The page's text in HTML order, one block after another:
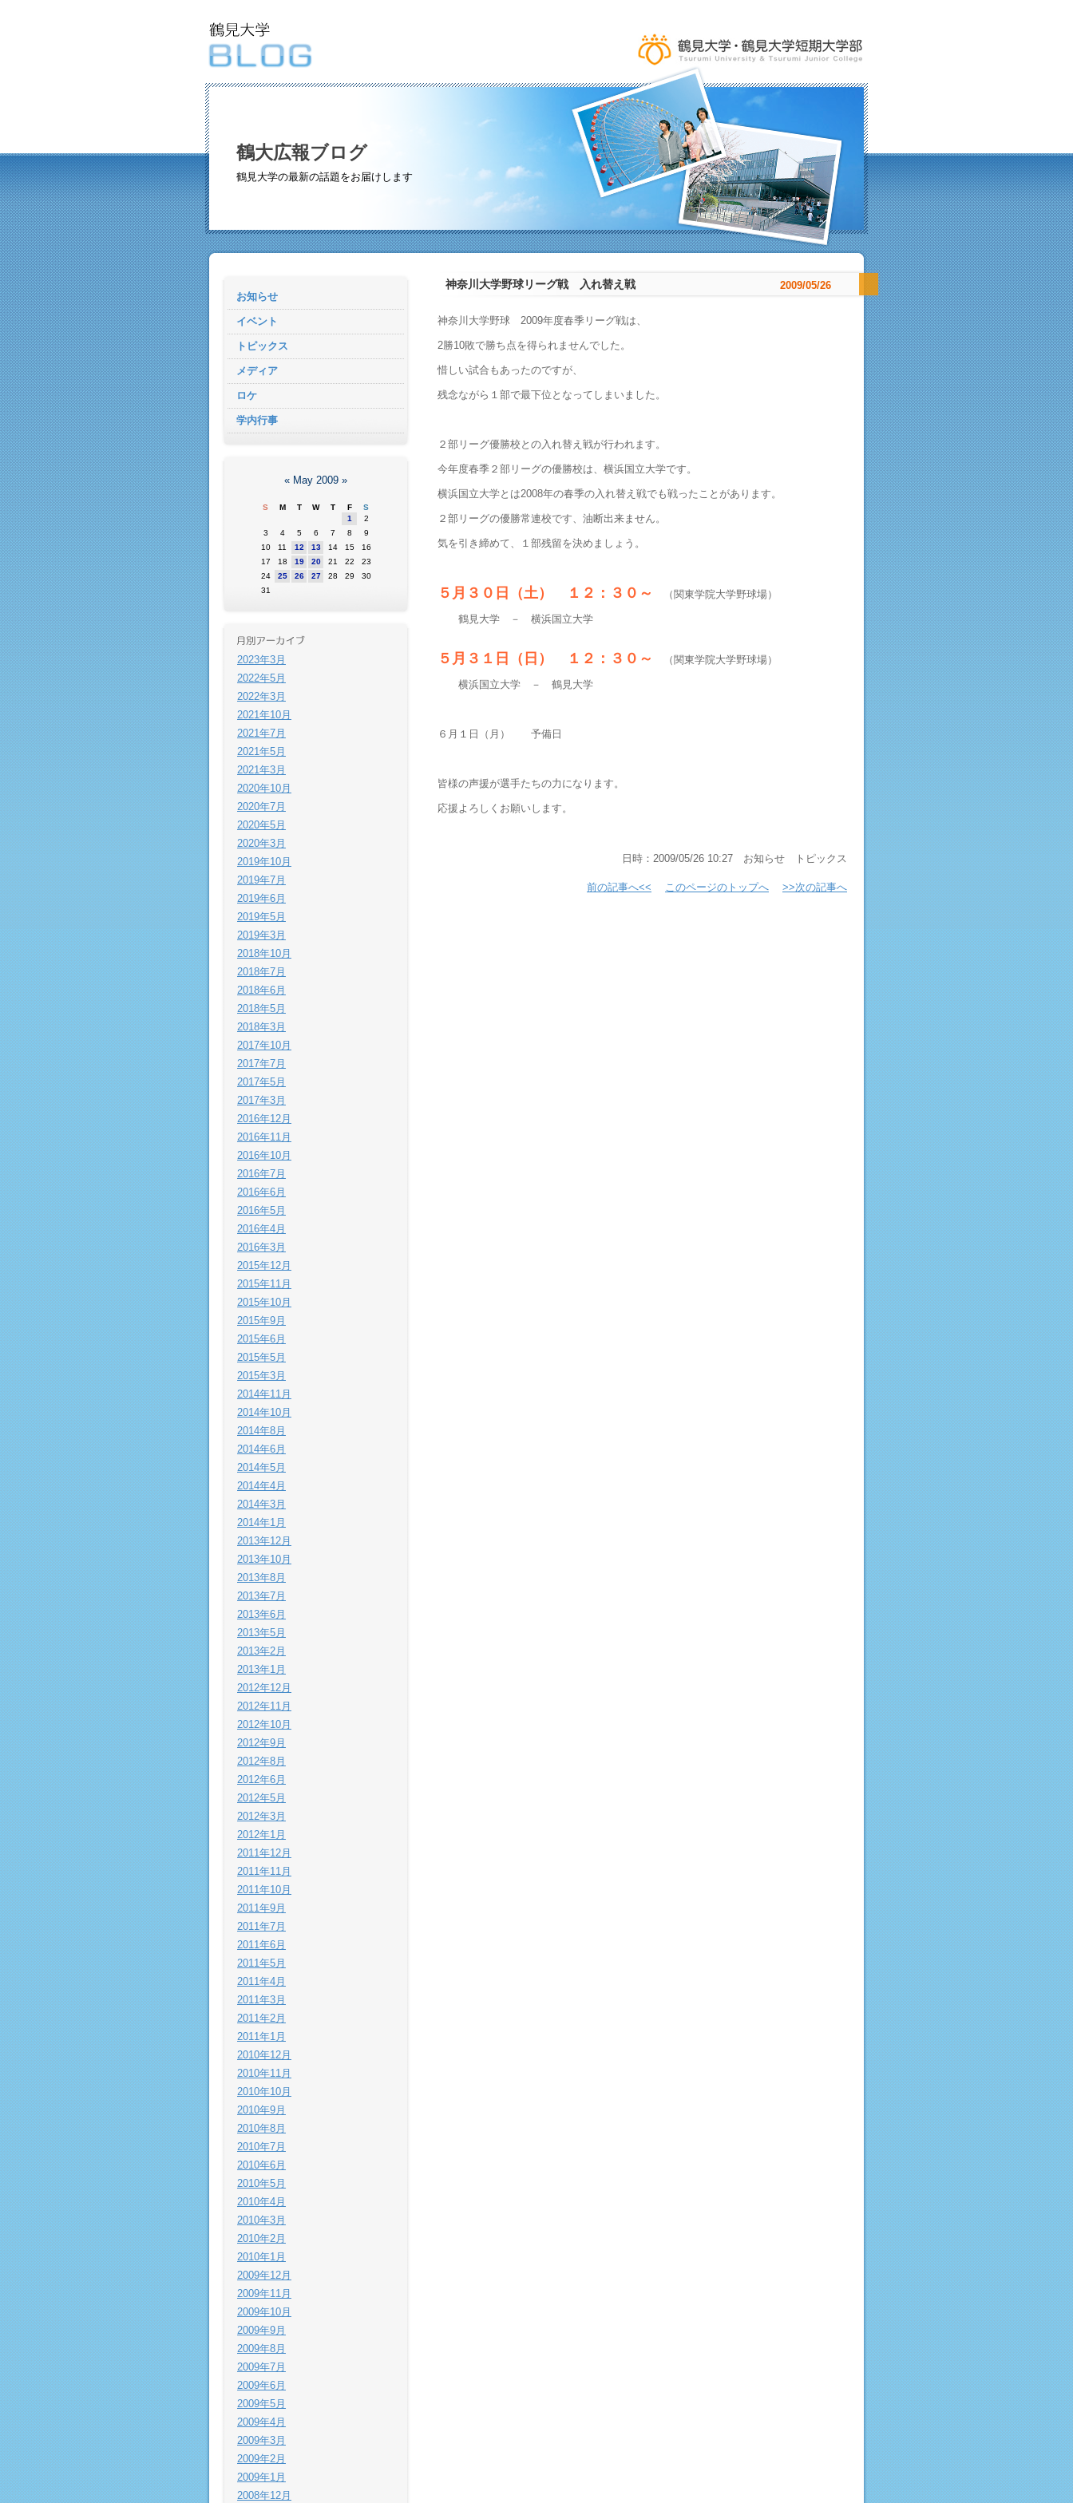
鶴大広報ブログ
鶴見大学の最新の話題をお届けします
神奈川大学野球リーグ戦 入れ替え戦 2009/05/26
神奈川大学野球 2009年度春季リーグ戦は、
2勝10敗で勝ち点を得られませんでした。
惜しい試合もあったのですが、
残念ながら１部で最下位となってしまいました。
２部リーグ優勝校との入れ替え戦が行われます。
今年度春季２部リーグの優勝校は、横浜国立大学です。
横浜国立大学とは2008年の春季の入れ替え戦でも戦ったことがあります。
２部リーグの優勝常連校です、油断出来ません。
気を引き締めて、１部残留を決めましょう。
５月３０日（土） １２：３０～ （関東学院大学野球場）
鶴見大学 － 横浜国立大学
５月３１日（日） １２：３０～ （関東学院大学野球場）
横浜国立大学 － 鶴見大学
６月１日（月） 予備日
皆様の声援が選手たちの力になります。
応援よろしくお願いします。
日時：2009/05/26 10:27 お知らせ トピックス
前の記事へ<< このページのトップへ >>次の記事へ
お知らせ
イベント
トピックス
メディア
ロケ
学内行事
« May 2009 »
S M T W T F
S
1
2
3
4 5 6 7 8
9
10
11 12 13 14 15
16
17
18 19 20 21 22
23
24
25 26 27 28 29
30
31
2023年3月
2022年5月
2022年3月
2021年10月
2021年7月
2021年5月
2021年3月
2020年10月
2020年7月
2020年5月
2020年3月
2019年10月
2019年7月
2019年6月
2019年5月
2019年3月
2018年10月
2018年7月
2018年6月
2018年5月
2018年3月
2017年10月
2017年7月
2017年5月
2017年3月
2016年12月
2016年11月
2016年10月
2016年7月
2016年6月
2016年5月
2016年4月
2016年3月
2015年12月
2015年11月
2015年10月
2015年9月
2015年6月
2015年5月
2015年3月
2014年11月
2014年10月
2014年8月
2014年6月
2014年5月
2014年4月
2014年3月
2014年1月
2013年12月
2013年10月
2013年8月
2013年7月
2013年6月
2013年5月
2013年2月
2013年1月
2012年12月
2012年11月
2012年10月
2012年9月
2012年8月
2012年6月
2012年5月
2012年3月
2012年1月
2011年12月
2011年11月
2011年10月
2011年9月
2011年7月
2011年6月
2011年5月
2011年4月
2011年3月
2011年2月
2011年1月
2010年12月
2010年11月
2010年10月
2010年9月
2010年8月
2010年7月
2010年6月
2010年5月
2010年4月
2010年3月
2010年2月
2010年1月
2009年12月
2009年11月
2009年10月
2009年9月
2009年8月
2009年7月
2009年6月
2009年5月
2009年4月
2009年3月
2009年2月
2009年1月
2008年12月